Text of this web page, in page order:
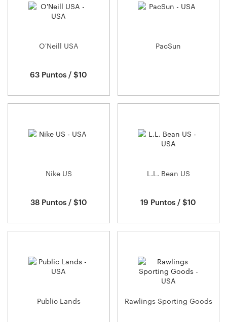
O'Neill USA
63 Puntos / $10
PacSun
Nike US
38 Puntos / $10
L.L. Bean US
19 Puntos / $10
Public Lands Rawlings Sporting Goods